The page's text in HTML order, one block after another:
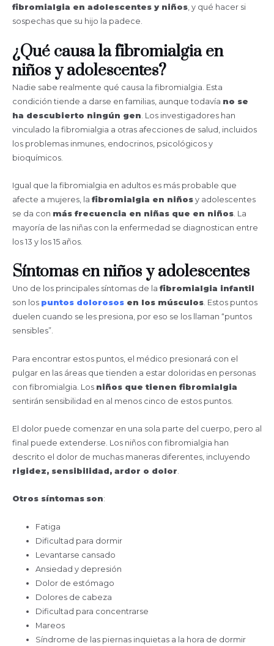
fibromialgia en adolescentes y niños, y qué hacer si
sospechas que su hijo la padece.
¿Qué causa la fibromialgia en
niños y adolescentes?
Nadie sabe realmente qué causa la fibromialgia. Esta
condición tiende a darse en familias, aunque todavía no se
ha descubierto ningún gen . Los investigadores han
vinculado la fibromialgia a otras afecciones de salud, incluidos
los problemas inmunes, endocrinos, psicológicos y
bioquímicos.
Igual que la fibromialgia en adultos es más probable que
afecte a mujeres, la fibromialgia en niños y adolescentes
se da con más frecuencia en niñas que en niños. La
mayoría de las niñas con la enfermedad se diagnostican entre
los 13 y los 15 años.
Síntomas en niños y adolescentes
Uno de los principales síntomas de la fibromialgia infantil
son los puntos dolorosos en los músculos. Estos puntos
duelen cuando se les presiona, por eso se los llaman “puntos
sensibles”.
Para encontrar estos puntos, el médico presionará con el
pulgar en las áreas que tienden a estar doloridas en personas
con fibromialgia. Los niños que tienen fibromialgia
sentirán sensibilidad en al menos cinco de estos puntos.
El dolor puede comenzar en una sola parte del cuerpo, pero al
final puede extenderse. Los niños con fibromialgia han
descrito el dolor de muchas maneras diferentes, incluyendo
rigidez, sensibilidad, ardor o dolor.
Otros síntomas son:
Fatiga
Dificultad para dormir
Levantarse cansado
Ansiedad y depresión
Dolor de estómago
Dolores de cabeza
Dificultad para concentrarse
Mareos
Síndrome de las piernas inquietas a la hora de dormir